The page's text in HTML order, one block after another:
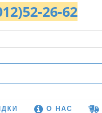
26-62
О НАС